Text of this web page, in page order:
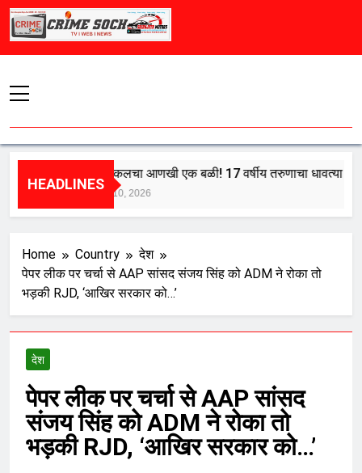
Skip
HEADLINES
मुंबई लोकलचा आणखी एक बळी! 17 वर्षीय तरुणाचा धावत्या ट्रेनमधून
August 10, 2026
Home Country
देश
पेपर लीक पर चर्चा से AAP सांसद संजय सिंह को ADM ने रोका तो
भड़की RJD, ‘आखिर सरकार को…’
देश
पेपर लीक पर चर्चा से AAP सांसद
संजय सिंह को ADM ने रोका तो
भड़की RJD, ‘आखिर सरकार को…’